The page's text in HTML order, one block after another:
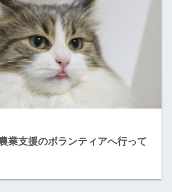
業支援のボランティアへ行って